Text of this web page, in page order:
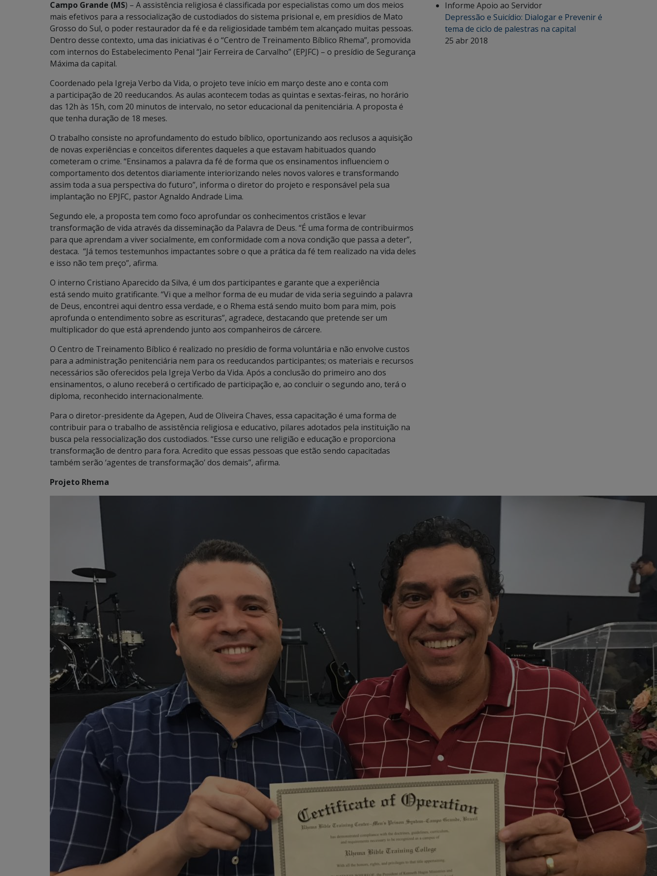
Campo Grande (MS) – A assistência religiosa é classificada por especialistas como um dos meios
mais efetivos para a ressocialização de custodiados do sistema prisional e, em presídios de Mato
Grosso do Sul, o poder restaurador da fé e da religiosidade também tem alcançado muitas pessoas.
Dentro desse contexto, uma das iniciativas é o “Centro de Treinamento Bíblico Rhema”, promovida
com internos do Estabelecimento Penal “Jair Ferreira de Carvalho” (EPJFC) – o presídio de Segurança
Máxima da capital.
Coordenado pela Igreja Verbo da Vida, o projeto teve início em março deste ano e conta com
a participação de 20 reeducandos. As aulas acontecem todas as quintas e sextas-feiras, no horário
das 12h às 15h, com 20 minutos de intervalo, no setor educacional da penitenciária. A proposta é
que tenha duração de 18 meses.
O trabalho consiste no aprofundamento do estudo bíblico, oportunizando aos reclusos a aquisição
de novas experiências e conceitos diferentes daqueles a que estavam habituados quando
cometeram o crime. “Ensinamos a palavra da fé de forma que os ensinamentos influenciem o
comportamento dos detentos diariamente interiorizando neles novos valores e transformando
assim toda a sua perspectiva do futuro”, informa o diretor do projeto e responsável pela sua
implantação no EPJFC, pastor Agnaldo Andrade Lima.
Segundo ele, a proposta tem como foco aprofundar os conhecimentos cristãos e levar
transformação de vida através da disseminação da Palavra de Deus. “É uma forma de contribuirmos
para que aprendam a viver socialmente, em conformidade com a nova condição que passa a deter”,
destaca. “Já temos testemunhos impactantes sobre o que a prática da fé tem realizado na vida deles
e isso não tem preço”, afirma.
O interno Cristiano Aparecido da Silva, é um dos participantes e garante que a experiência
está sendo muito gratificante. “Vi que a melhor forma de eu mudar de vida seria seguindo a palavra
de Deus, encontrei aqui dentro essa verdade, e o Rhema está sendo muito bom para mim, pois
aprofunda o entendimento sobre as escrituras”, agradece, destacando que pretende ser um
multiplicador do que está aprendendo junto aos companheiros de cárcere.
O Centro de Treinamento Bíblico é realizado no presídio de forma voluntária e não envolve custos
para a administração penitenciária nem para os reeducandos participantes; os materiais e recursos
necessários são oferecidos pela Igreja Verbo da Vida. Após a conclusão do primeiro ano dos
ensinamentos, o aluno receberá o certificado de participação e, ao concluir o segundo ano, terá o
diploma, reconhecido internacionalmente.
Para o diretor-presidente da Agepen, Aud de Oliveira Chaves, essa capacitação é uma forma de
contribuir para o trabalho de assistência religiosa e educativo, pilares adotados pela instituição na
busca pela ressocialização dos custodiados. “Esse curso une religião e educação e proporciona
transformação de dentro para fora. Acredito que essas pessoas que estão sendo capacitadas
também serão ‘agentes de transformação’ dos demais”, afirma.
Projeto Rhema
Informe Apoio ao Servidor
Depressão e Suicídio: Dialogar e Prevenir é
tema de ciclo de palestras na capital
25 abr 2018